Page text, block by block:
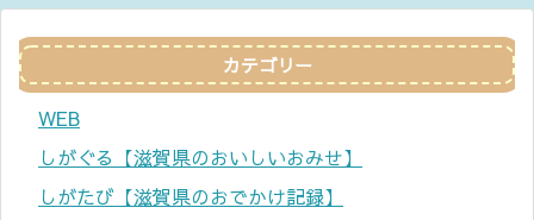
カテゴリー
WEB
しがぐる【滋賀県のおいしいおみせ】
しがたび【滋賀県のおでかけ記録】